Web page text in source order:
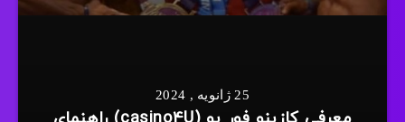
25 ژانویه , 2024